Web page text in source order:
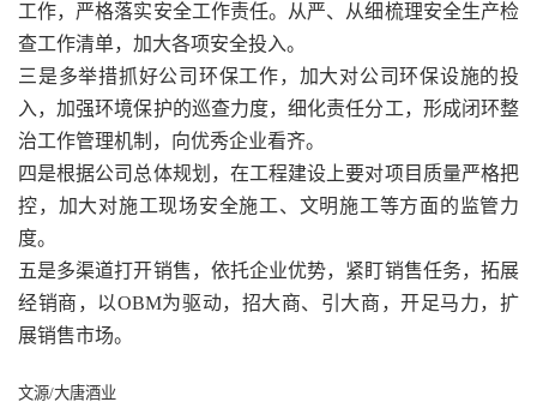
工作，严格落实安全工作责任。从严、从细梳理安全生产检
查工作清单，加大各项安全投入。
三是多举措抓好公司环保工作，加大对公司环保设施的投
入，加强环境保护的巡查力度，细化责任分工，形成闭环整
治工作管理机制，向优秀企业看齐。
四是根据公司总体规划，在工程建设上要对项目质量严格把
控，加大对施工现场安全施工、文明施工等方面的监管力
度。
五是多渠道打开销售，依托企业优势，紧盯销售任务，拓展
经销商，以OBM为驱动，招大商、引大商，开足马力，扩
展销售市场。
文源/大唐酒业